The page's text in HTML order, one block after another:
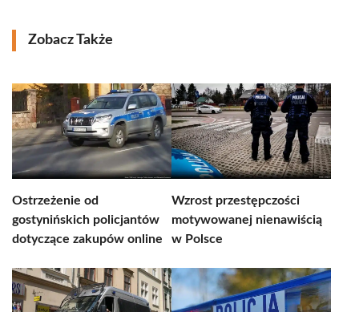
Zobacz Także
Ostrzeżenie od
gostynińskich policjantów
dotyczące zakupów online
Wzrost przestępczości
motywowanej nienawiścią
w Polsce